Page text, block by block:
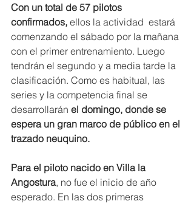
Con un total de 57 pilotos
confirmados, ellos la actividad  estará
comenzando el sábado por la mañana
con el primer entrenamiento. Luego
tendrán el segundo y a media tarde la
clasificación. Como es habitual, las
series y la competencia final se
desarrollarán el domingo, donde se
espera un gran marco de público en el
trazado neuquino.
Para el piloto nacido en Villa la
Angostura, no fue el inicio de año
esperado. En las dos primeras